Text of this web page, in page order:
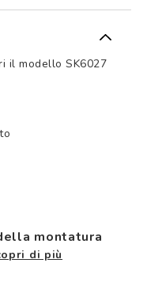
il modello SK6027
montatura
di più